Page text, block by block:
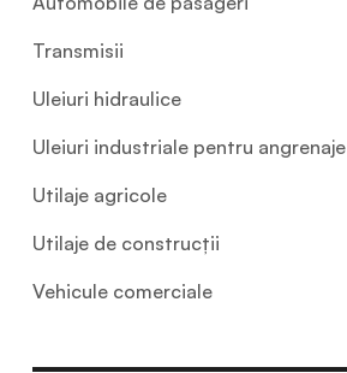
Transmisii
Uleiuri hidraulice
Uleiuri industriale pentru angrenaje
Utilaje agricole
Utilaje de construcții
Vehicule comerciale